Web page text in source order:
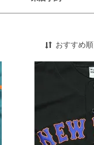
おすすめ順